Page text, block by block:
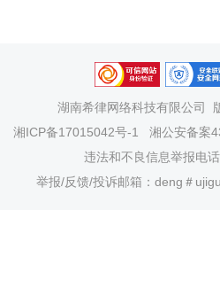
湖南希律网络科技有限公司
湘ICP备17015042号-1
湘公安备案
违法和不良信息举报电
举报/反馈/投诉邮箱：deng＃